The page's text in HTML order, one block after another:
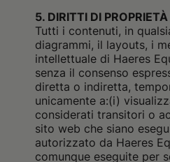
5. DIRITTI DI
Tutti i contenuti, in
diagrammi, il layouts, i
intellettuale di Haeres
senza il consenso
diretta o indiretta,
unicamente a:(i)
considerati transitori o
sito web che siano
autorizzato da Haeres
comunque eseguite per